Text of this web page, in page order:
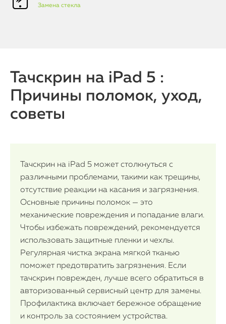
Watch
iPad
iMac
О нас
Контакты
Замена стекла
Тачскрин на iPad 5 :
Причины поломок, уход,
советы
Тачскрин на iPad 5 может столкнуться с
различными проблемами, такими как трещины,
отсутствие реакции на касания и загрязнения.
Основные причины поломок — это
механические повреждения и попадание влаги.
Чтобы избежать повреждений, рекомендуется
использовать защитные пленки и чехлы.
Регулярная чистка экрана мягкой тканью
поможет предотвратить загрязнения. Если
тачскрин поврежден, лучше всего обратиться в
авторизованный сервисный центр для замены.
Профилактика включает бережное обращение
и контроль за состоянием устройства.